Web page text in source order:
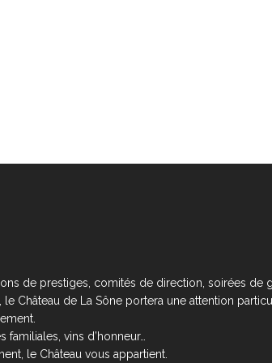
de prestiges, comités de direction, soirées de
Château de La Sône portera une attention
familiales, vins d’honneur…
le Château vous appartient.